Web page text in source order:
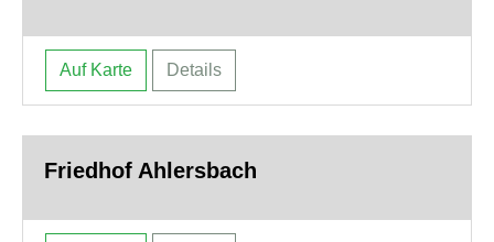
Auf Karte Details
Friedhof Ahlersbach